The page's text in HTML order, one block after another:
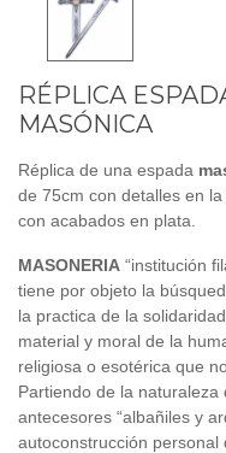
RÉPLICA
MASÓNICA
Réplica de una espada
de 75cm con detalles en
con acabados en plata.
MASONERIA “institución
tiene por objeto la
la practica de la
material y moral de la
religiosa o esotérica que
Partiendo de la
antecesores “albañiles y
autoconstrucción personal